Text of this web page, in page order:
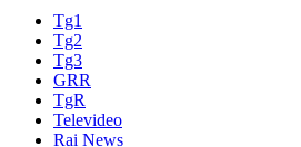
Tg1
Tg2
Tg3
GRR
TgR
Televideo
Rai News